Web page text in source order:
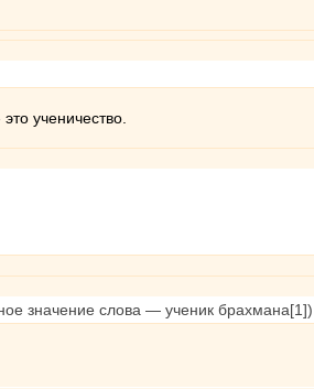
ученичество.
значение слова — ученик брахмана[1])